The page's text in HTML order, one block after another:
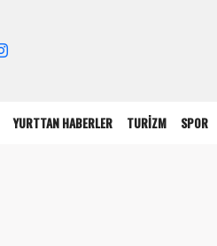
YURTTAN HABERLER TURİZM SPOR
Arama Yap!